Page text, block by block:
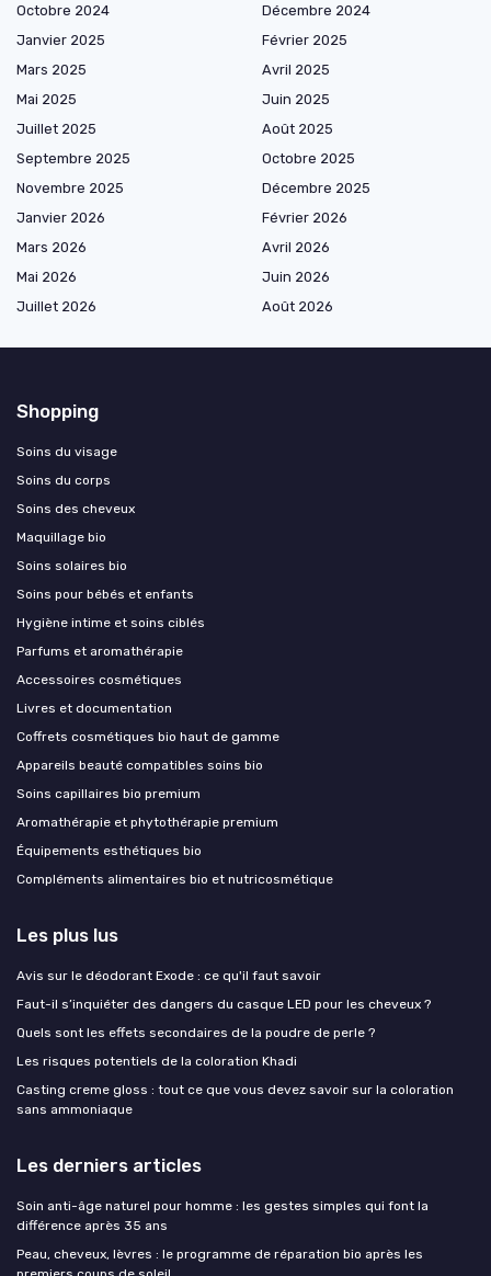
Octobre 2024
Décembre 2024
Janvier 2025
Février 2025
Mars 2025
Avril 2025
Mai 2025
Juin 2025
Juillet 2025
Août 2025
Septembre 2025
Octobre 2025
Novembre 2025
Décembre 2025
Janvier 2026
Février 2026
Mars 2026
Avril 2026
Mai 2026
Juin 2026
Juillet 2026
Août 2026
Shopping
Soins du visage
Soins du corps
Soins des cheveux
Maquillage bio
Soins solaires bio
Soins pour bébés et enfants
Hygiène intime et soins ciblés
Parfums et aromathérapie
Accessoires cosmétiques
Livres et documentation
Coffrets cosmétiques bio haut de gamme
Appareils beauté compatibles soins bio
Soins capillaires bio premium
Aromathérapie et phytothérapie premium
Équipements esthétiques bio
Compléments alimentaires bio et nutricosmétique
Les plus lus
Avis sur le déodorant Exode : ce qu'il faut savoir
Faut-il s’inquiéter des dangers du casque LED pour les cheveux ?
Quels sont les effets secondaires de la poudre de perle ?
Les risques potentiels de la coloration Khadi
Casting creme gloss : tout ce que vous devez savoir sur la coloration
sans ammoniaque
Les derniers articles
Soin anti-âge naturel pour homme : les gestes simples qui font la
différence après 35 ans
Peau, cheveux, lèvres : le programme de réparation bio après les